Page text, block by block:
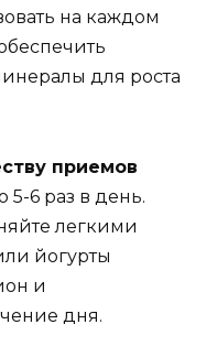
на каждом
для роста
приемов
6 раз в день.
легкими
йогурты
и
дня.